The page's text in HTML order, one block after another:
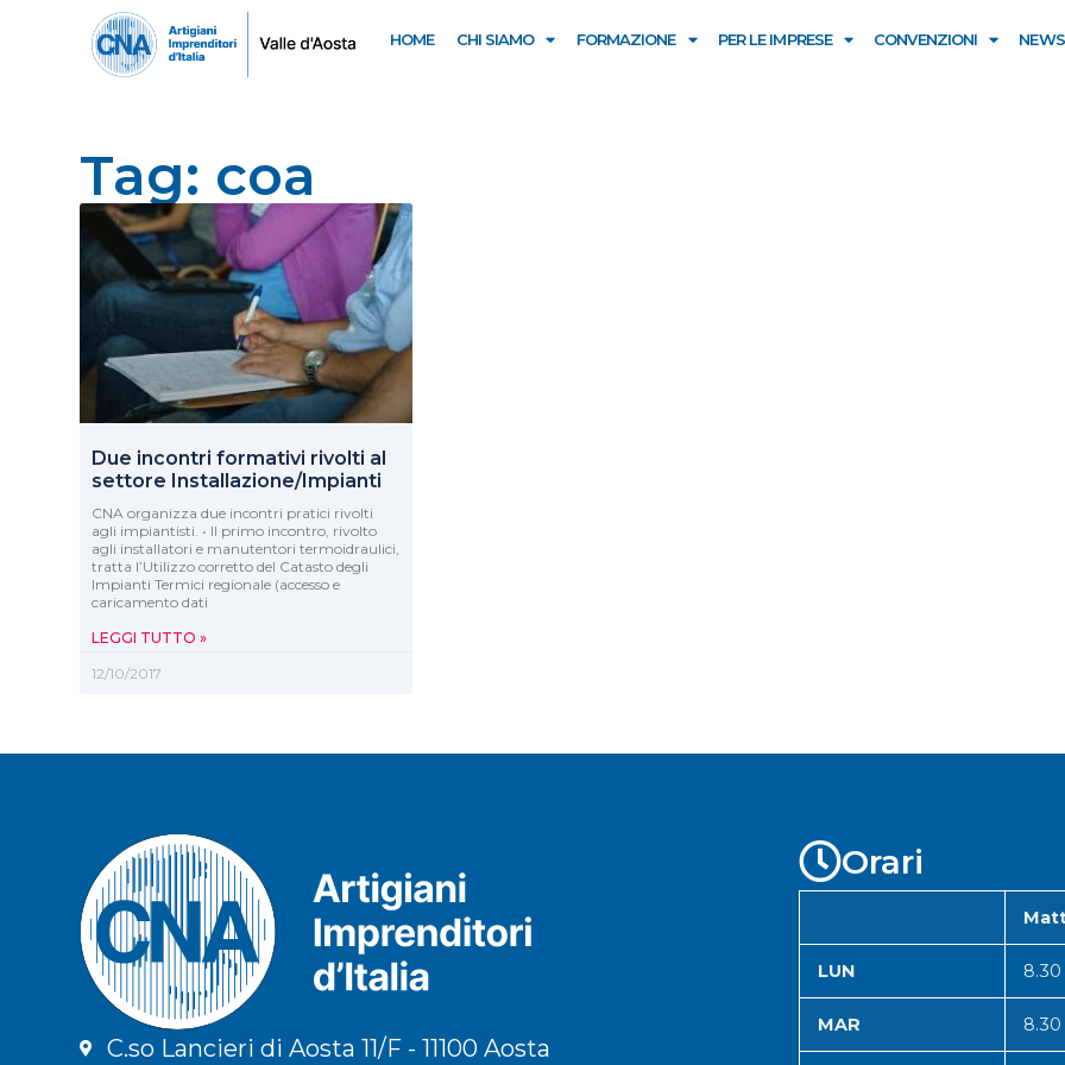
HOME CHI SIAMO FORMAZIONE PER LE IMPRESE CONVENZIONI NEWS
Tag: coa
Due incontri formativi rivolti al
settore Installazione/Impianti
CNA organizza due incontri pratici rivolti
agli impiantisti. • Il primo incontro, rivolto
agli installatori e manutentori termoidraulici,
tratta l’Utilizzo corretto del Catasto degli
Impianti Termici regionale (accesso e
caricamento dati
LEGGI TUTTO »
12/10/2017
C.so Lancieri di Aosta 11/F - 11100 Aosta
Orari
LUN 8.30
MAR 8.30